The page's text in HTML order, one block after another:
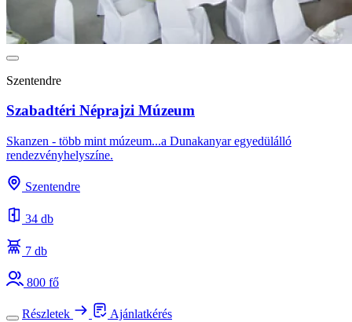
Szentendre
Szabadtéri Néprajzi Múzeum
Skanzen - több mint múzeum...a Dunakanyar egyedülálló
rendezvényhelyszíne.
Szentendre
34 db
7 db
800 fő
Részletek Ajánlatkérés